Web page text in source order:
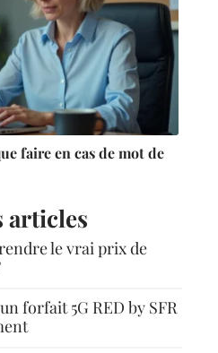
faire en cas de mot de
articles
le vrai prix de
forfait 5G RED by SFR